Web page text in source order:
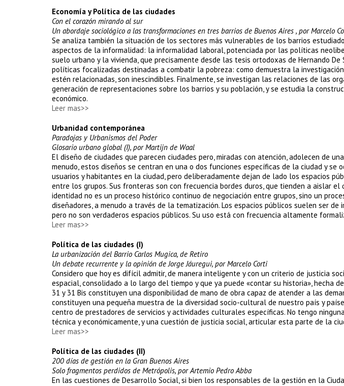
Economía y Política de las ciudades
Con el corazón mirando al sur
Un abordaje sociológico a las transformaciones en tres barrios de Buenos Aires , por Marcelo
Se analiza también la situación de los sectores más vulnerables de los barrios
aspectos de la informalidad: la informalidad laboral, potenciada por las políticas
suelo urbano y la vivienda, que precisamente desde las tesis ortodoxas de Hernando
políticas focalizadas destinadas a combatir la pobreza: como demuestra la
estén relacionadas, son inescindibles. Finalmente, se investigan las relaciones de las
generación de representaciones sobre los barrios y su población, y se estudia la
económico.
Leer mas>>
Urbanidad contemporánea
Paradojas y Urbanismos del Poder
Glosario urbano global (I), por Martijn de Waal
El diseño de ciudades que parecen ciudades pero, miradas con atención, adolecen de
menudo, estos diseños se centran en una o dos funciones específicas de la ciudad y se
usuarios y habitantes en la ciudad, pero deliberadamente dejan de lado los espacios
entre los grupos. Sus fronteras son con frecuencia bordes duros, que tienden a aislar el
identidad no es un proceso histórico continuo de negociación entre grupos, sino un
diseñadores, a menudo a través de la tematización. Los espacios públicos suelen ser
pero no son verdaderos espacios públicos. Su uso está con frecuencia altamente
Leer mas>>
Política de las ciudades (I)
La urbanización del Barrio Carlos Mugica, de Retiro
Un debate recurrente y la opinión de Jorge Jáuregui, por Marcelo Corti
Considero que hoy es difícil admitir, de manera inteligente y con un criterio de justicia
espacial, consolidado a lo largo del tiempo y que ya puede «contar su historia», hecha
31 y 31 Bis constituyen una disponibilidad de mano de obra capaz de atender a las
constituyen una pequeña muestra de la diversidad socio-cultural de nuestro país y
centro de prestadores de servicios y actividades culturales específicas. No tengo
técnica y económicamente, y una cuestión de justicia social, articular esta parte de la
Leer mas>>
Política de las ciudades (II)
200 días de gestión en la Gran Buenos Aires
Solo fragmentos perdidos de Metrópolis, por Artemio Pedro Abba
En las cuestiones de Desarrollo Social, si bien los responsables de la gestión en la